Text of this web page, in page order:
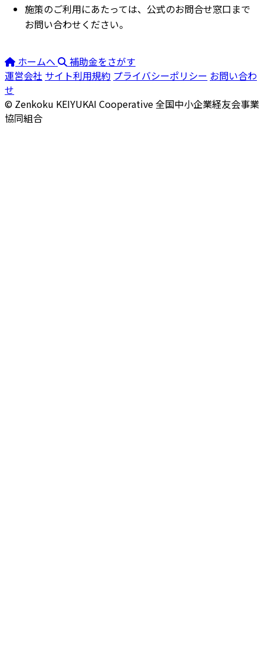
施策のご利用にあたっては、公式のお問合せ窓口まで
お問い合わせください。
ホームへ
補助金をさがす
運営会社 サイト利用規約 プライバシーポリシー お問い合わ
せ
© Zenkoku KEIYUKAI Cooperative全国中小企業経友会事業
協同組合